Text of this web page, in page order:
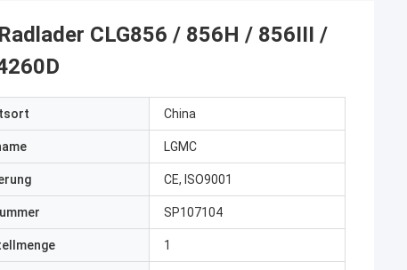
CLG856 / 856H / 856III /
China
LGMC
CE, ISO9001
SP107104
1